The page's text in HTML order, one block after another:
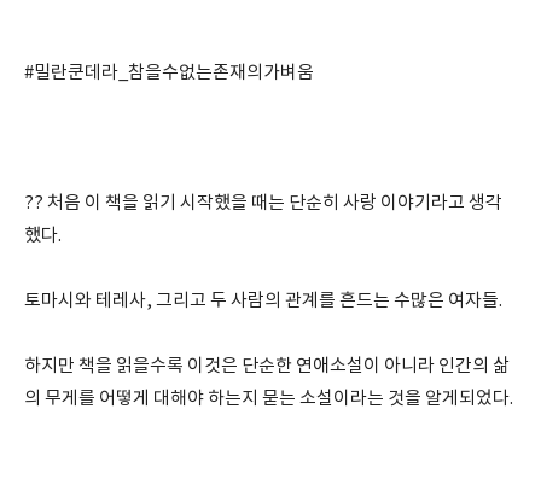
#밀란쿤데라_참을수없는존재의가벼움
?? 처음 이 책을 읽기 시작했을 때는 단순히 사랑 이야기라고 생각
했다.
토마시와 테레사, 그리고 두 사람의 관계를 흔드는 수많은 여자들.
하지만 책을 읽을수록 이것은 단순한 연애소설이 아니라 인간의 삶
의 무게를 어떻게 대해야 하는지 묻는 소설이라는 것을 알게되었다.